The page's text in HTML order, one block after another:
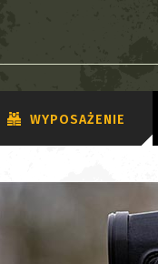
WYPOSAŻENIE